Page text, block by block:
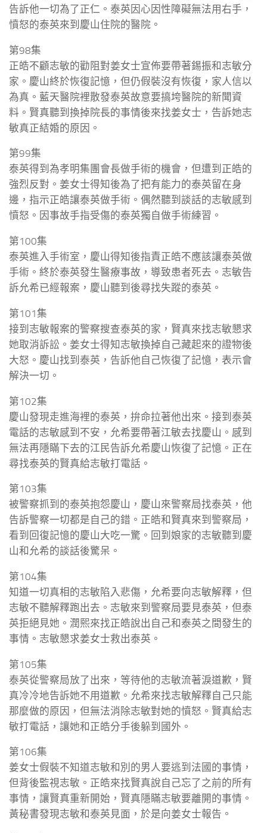
告訴他一切為了正仁。泰英因心因性障礙無法用右手，
憤怒的泰英來到慶山住院的醫院。
第98集
正皓不顧志敏的勸阻對姜女士宣佈要帶著錫振和志敏分
家。慶山終於恢復記憶，但仍假裝沒有恢復，家人信以
為真。藍天醫院裡散發泰英故意要搞垮醫院的新聞資
料。賢真聽到換掉院長的事情後來找姜女士，告訴她志
敏真正結婚的原因。
第99集
泰英得到為孝明集團會長做手術的機會，但遭到正皓的
強烈反對。姜女士得知後為了把有能力的泰英留在身
邊，指示正皓讓泰英做手術。偶然聽到談話的志敏感到
憤怒。因事故手指受傷的泰英獨自做手術練習。
第100集
泰英進入手術室，慶山得知後指責正皓不應該讓泰英做
手術。終於泰英發生醫療事故，導致患者死去。志敏告
訴允希已經報案，慶山聽到後尋找失蹤的泰英。
第101集
接到志敏報案的警察搜查泰英的家，賢真來找志敏懇求
她取消訴訟。姜女士得知志敏換掉自己藏起來的證物後
大怒。慶山找到泰英，告訴他自己恢復了記憶，表示會
解決一切。
第102集
慶山發現走進海裡的泰英，拚命拉著他出來。接到泰英
電話的志敏感到不安，允希要帶著江敏去找慶山。感到
無法再隱瞞下去的江民告訴允希慶山恢復了記憶。正在
尋找泰英的賢真給志敏打電話。
第103集
被警察抓到的泰英抱怨慶山，慶山來警察局找泰英，他
告訴警察一切都是自己的錯。正皓和賢真來到警察局，
看到回復記憶的慶山大吃一驚。回到娘家的志敏聽到慶
山和允希的談話後驚呆。
第104集
知道一切真相的志敏陷入悲傷，允希要向志敏解釋，但
志敏不聽解釋跑出去。志敏來到警察局要見泰英，但泰
英拒絕見她。潤熙來找正皓說出自己和泰英之間發生的
事情。志敏懇求姜女士救出泰英。
第105集
泰英從警察局放了出來，等待他的志敏流著淚道歉，賢
真冷冷地告訴她不用道歉。允希來找志敏解釋自己只能
那麼做的原因，但無法消除志敏對她的憤怒。賢真給志
敏打電話，讓她和正皓分手後躲到國外。
第106集
姜女士假裝不知道志敏和別的男人要逃到法國的事情，
但背後監視志敏。正皓來找賢真說自己忘了之前的所有
事情，讓賢真重新開始，賢真隱瞞志敏要離開的事情。
黃秘書發現志敏和泰英見面，於是向姜女士報告。